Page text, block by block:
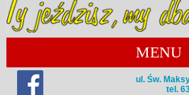
MENU
ul. Św.
tel.